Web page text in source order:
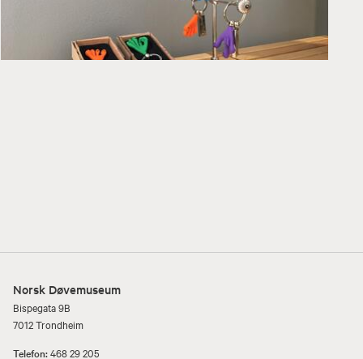
Norsk Døvemuseum
Bispegata 9B
7012 Trondheim
Telefon:468 29 205